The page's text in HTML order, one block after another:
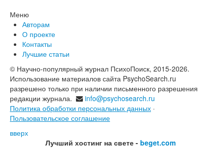
Меню
Авторам
О проекте
Контакты
Лучшие статьи
© Научно-популярный журнал ПсихоПоиск, 2015-2026.
Использование материалов сайта PsychoSearch.ru
разрешено только при наличии письменного разрешения
редакции журнала.
info@psychosearch.ru
Политика обработки персональных данных ·
Пользовательское соглашение
вверх
Лучший хостинг на свете - beget.com